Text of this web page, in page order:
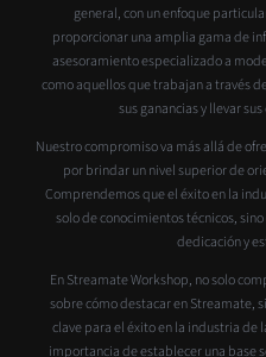
general, con un enfoque
proporcionar una amplia gama de
asesoramiento especializado a
como aquellos que trabajan a través
sus ganancias y llevar
Nuestro compromiso va más allá de
por brindar un nivel superior de
Comprendemos que el éxito en la
solo de conocimientos técnicos,
dedicación y
En Streamate Workshop, no solo
sobre cómo destacar en Streamate,
clave para el éxito en la industria de
importancia de establecer una base